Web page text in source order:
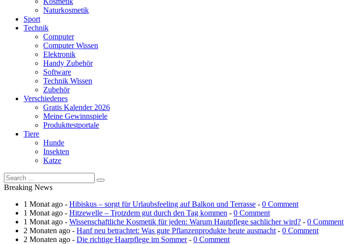
Naturkosmetik
Sport
Technik
Computer
Computer Wissen
Elektronik
Handy Zubehör
Software
Technik Wissen
Zubehör
Verschiedenes
Gratis Kalender 2026
Meine Gewinnspiele
Produkttestportale
Tiere
Hunde
Insekten
Katze
Breaking News
1 Monat ago - Hibiskus – sorgt für Urlaubsfeeling auf Balkon und Terrasse - 0 Comment
1 Monat ago - Hitzewelle – Trotzdem gut durch den Tag kommen - 0 Comment
1 Monat ago - Wissenschaftliche Kosmetik für jeden: Warum Hautpflege sachlicher wird? - 0 Comment
2 Monaten ago - Hanf neu betrachtet: Was gute Pflanzenprodukte heute ausmacht - 0 Comment
2 Monaten ago - Die richtige Haarpflege im Sommer- 0 Comment